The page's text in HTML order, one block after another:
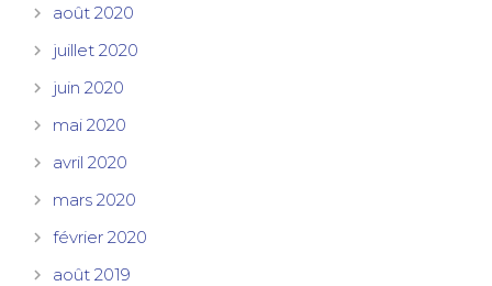
août 2020
juillet 2020
juin 2020
mai 2020
avril 2020
mars 2020
février 2020
août 2019